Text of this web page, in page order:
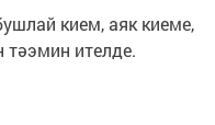
кием, аяк киеме,
тәэмин ителде.